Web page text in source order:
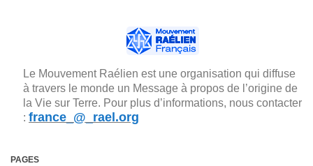
Le Mouvement Raélien est une organisation qui diffuse
à travers le monde un Message à propos de l’origine de
la Vie sur Terre. Pour plus d’informations, nous contacter
: france_@_rael.org
PAGES